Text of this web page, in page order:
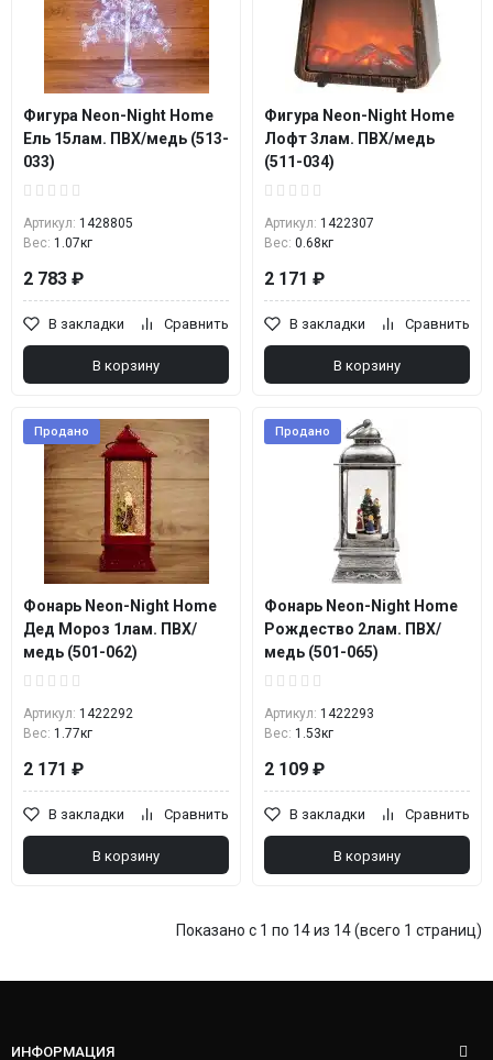
Фигура Neon-Night Home
Ель 15лам. ПВХ/медь (513-
033)
Артикул: 1428805
Вес: 1.07кг
2 783 ₽
В закладки Сравнить
В корзину
Фигура Neon-Night Home
Лофт 3лам. ПВХ/медь
(511-034)
Артикул: 1422307
Вес: 0.68кг
2 171 ₽
В закладки Сравнить
В корзину
Продано
Фонарь Neon-Night Home
Дед Мороз 1лам. ПВХ/
медь (501-062)
Артикул: 1422292
Вес: 1.77кг
2 171 ₽
В закладки Сравнить
В корзину
Продано
Фонарь Neon-Night Home
Рождество 2лам. ПВХ/
медь (501-065)
Артикул: 1422293
Вес: 1.53кг
2 109 ₽
В закладки Сравнить
В корзину
Показано с 1 по 14 из 14 (всего 1 страниц)
ИНФОРМАЦИЯ